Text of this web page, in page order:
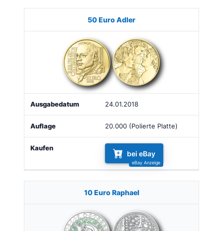
Ausgabe Auflage
50 Euro Adler
24.01.2018
20.000 (Polierte Platte)
bei eBay
10 Euro Raphael